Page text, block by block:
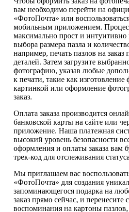
вам необходимо перейти на
«ФотоПочта» или
мобильным приложением.
максимально прост и интуитивно
выбора размера пазла и
например, печать пазлов на заказ
деталей. Затем загрузите
фотографию, указав любые
к печати, такие как изготовление
картинкой или оформление
заказ.
Оплата заказа производится
банковской карты на сайте или
приложение. Наша платежная
высокий уровень безопасности
оформления и оплаты заказа вам
трек-код для отслеживания
Мы приглашаем вас
«ФотоПочта» для создания
запоминающегося подарка на
заказ прямо сейчас, и перенесите
воспоминания на картоны пазлов,